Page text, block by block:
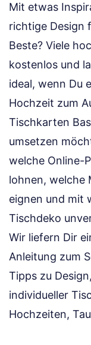
Mit etwas
richtige Design
Beste? Viele
kostenlos und
ideal, wenn Du
Hochzeit zum
Tischkarten
umsetzen
welche Online-
lohnen, welche
eignen und mit
Tischdeko
Wir liefern Dir
Anleitung zum
Tipps zu
individueller
Hochzeiten,